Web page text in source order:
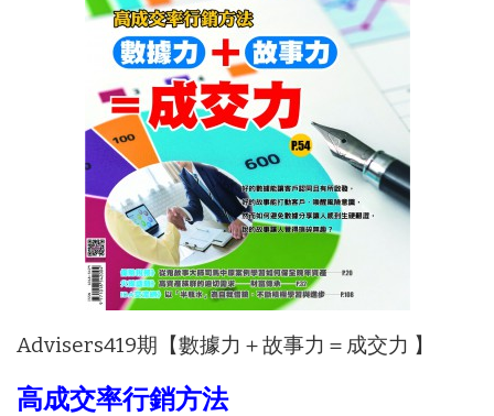
Advisers419期【數據力＋故事力＝成交力 】
高成交率行銷方法